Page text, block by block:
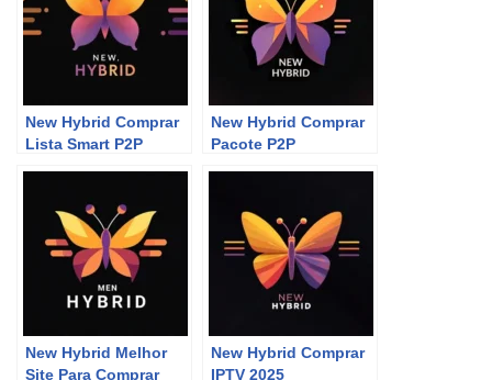
New Hybrid Comprar
Lista Smart P2P
New Hybrid Comprar
Pacote P2P
New Hybrid Melhor
Site Para Comprar
New Hybrid Comprar
IPTV 2025